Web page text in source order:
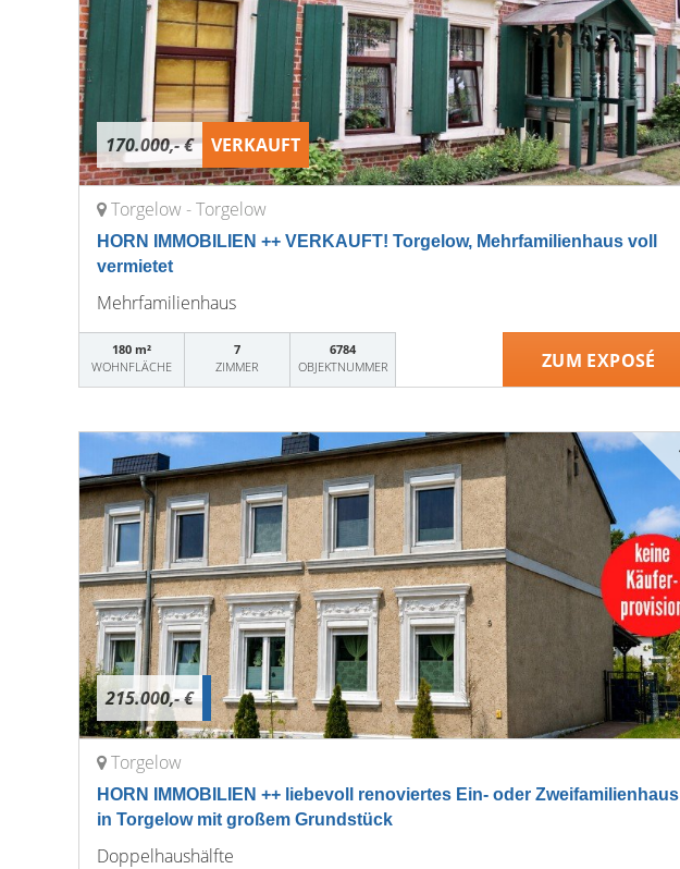
170.000,- € VERKAUFT
Torgelow - Torgelow
HORN IMMOBILIEN ++ VERKAUFT! Torgelow, Mehrfamilienhaus voll
vermietet
Mehrfamilienhaus
180 m²
WOHNFLÄCHE
7
ZIMMER
6784
OBJEKTNUMMER
ZUM EXPOSÉ
215.000,- €
Torgelow
HORN IMMOBILIEN ++ liebevoll renoviertes Ein- oder Zweifamilienhaus
in Torgelow mit großem Grundstück
Doppelhaushälfte